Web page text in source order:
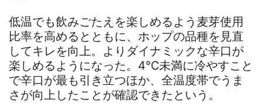
低温でも飲みごたえを楽しめるよう麦芽使用
比率を高めるとともに、ホップの品種を見直
してキレを向上。よりダイナミックな辛口が
楽しめるようになった。4℃未満に冷やすこと
で辛口が最も引き立つほか、全温度帯でうま
さが向上したことが確認できたという。